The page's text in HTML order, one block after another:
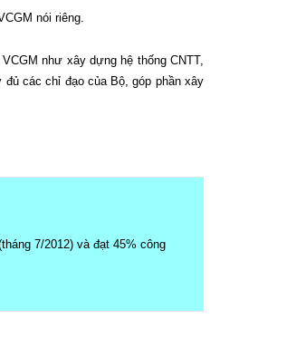
nói riêng.
như xây dựng hệ thống CNTT,
các chỉ đạo của Bộ, góp phần xây
7/2012) và đạt 45% công